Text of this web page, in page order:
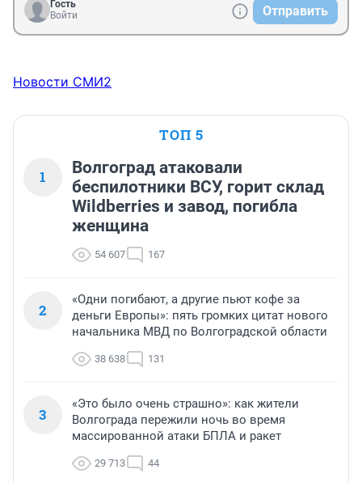
Гость
Войти
Отправить
Новости СМИ2
ТОП 5
1
Волгоград атаковали
беспилотники ВСУ, горит склад
Wildberries и завод, погибла
женщина
54 607 167
2
«Одни погибают, а другие пьют кофе за
деньги Европы»: пять громких цитат нового
начальника МВД по Волгоградской области
38 638 131
3
«Это было очень страшно»: как жители
Волгограда пережили ночь во время
массированной атаки БПЛА и ракет
29 713 44